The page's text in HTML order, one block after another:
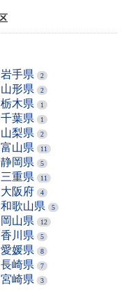
岩手県 2
山形県 2
栃木県 1
千葉県 1
山梨県 2
富山県 11
静岡県 5
三重県 11
大阪府 4
和歌山県 5
岡山県 12
香川県 5
愛媛県 8
長崎県 7
宮崎県 3